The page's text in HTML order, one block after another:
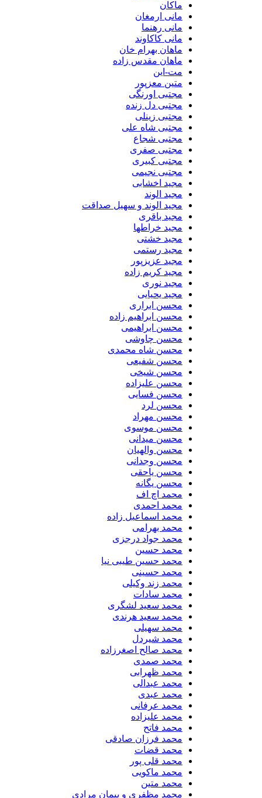
مانی ارمغان
مانی رهنما
مانی کاکاوند
ماهان بهرام خان
ماهان مقدس زاده
مت-این
متین معزپور
مجتبی اورنگی
مجتبی دل زنده
مجتبی زینلی
مجتبی شاه علی
مجتبی شجاع
مجتبی صفری
مجتبی کبیری
مجتبی نجیمی
مجید اخشابی
مجید الوند‎
مجید الوند و سهیل صداقت
مجید باقری
مجید خراطها
مجید خشتی
مجید رستمی
مجید عزیزپور
مجید کریم زاده
مجید نوری
مجید یحیایی
محسن ابراری
محسن ابراهیم زاده
محسن ابراهیمی
محسن چاوشی
محسن شاه محمدی
محسن شفیعی
محسن شیخی
محسن علیزاده
محسن فسایی
محسن لرد
محسن مهراد
محسن موسوی
محسن میدانی
محسن والهیان
محسن وجدانی
محسن یاحقی
محسن یگانه
محمد اچ اف
محمد احمدی
محمد اسماعیل زاده
محمد بهرامی
محمد جواد درجزی
محمد حسین
محمد حسین طیبی نیا
محمد حسینی
محمد زند وکیلی
محمد سادات
محمد سعید لشگری
محمد سعید هرندی
محمد سهیلی
​محمد شیردل
محمد صالح اصغرزاده
محمد صمدی
محمد ظهرابی
محمد عبدالی
محمد عبدی
محمد عرفانی
محمد علیزاده
محمد فاتح
محمد فرزان صادقی
محمد قضات
محمد قلی پور
محمد ماکویی
محمد متین
محمد مظفری و پیمان مرادی